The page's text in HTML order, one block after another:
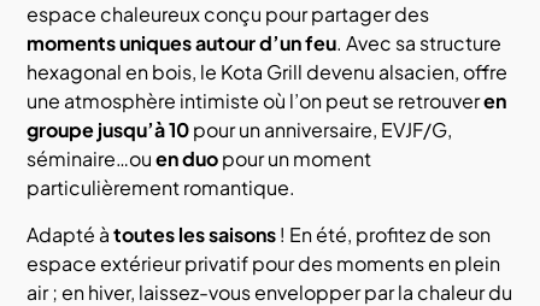
espace chaleureux conçu pour partager des
moments uniques autour d’un feu. Avec sa structure
hexagonal en bois, le Kota Grill devenu alsacien, offre
une atmosphère intimiste où l’on peut se retrouveren
groupe jusqu’à 10pour un anniversaire, EVJF/G,
séminaire…ouen duopour un moment
particulièrement romantique.
Adapté àtoutes les saisons! En été, profitez de son
espace extérieur privatif pour des moments en plein
air ; en hiver, laissez-vous envelopper par la chaleur du